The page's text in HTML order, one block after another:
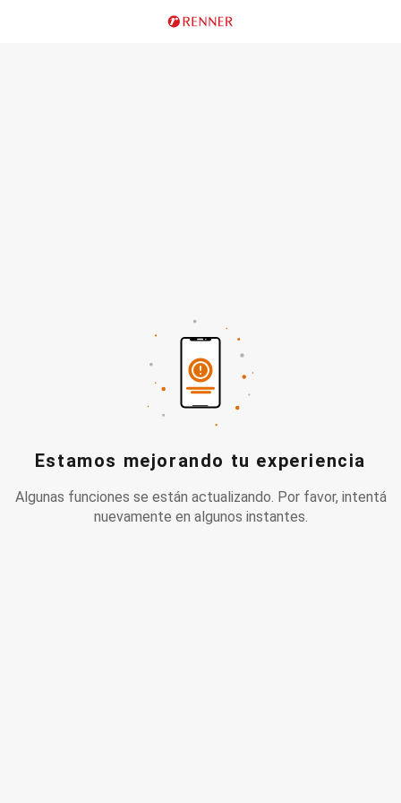
Estamos mejorando tu experiencia
Algunas funciones se están actualizando. Por favor, intentá
nuevamente en algunos instantes.